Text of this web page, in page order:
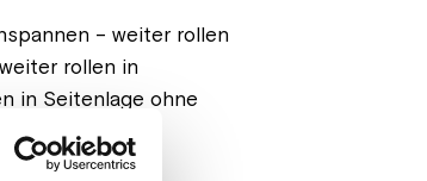
– weiter rollen
rollen in
in Seitenlage ohne